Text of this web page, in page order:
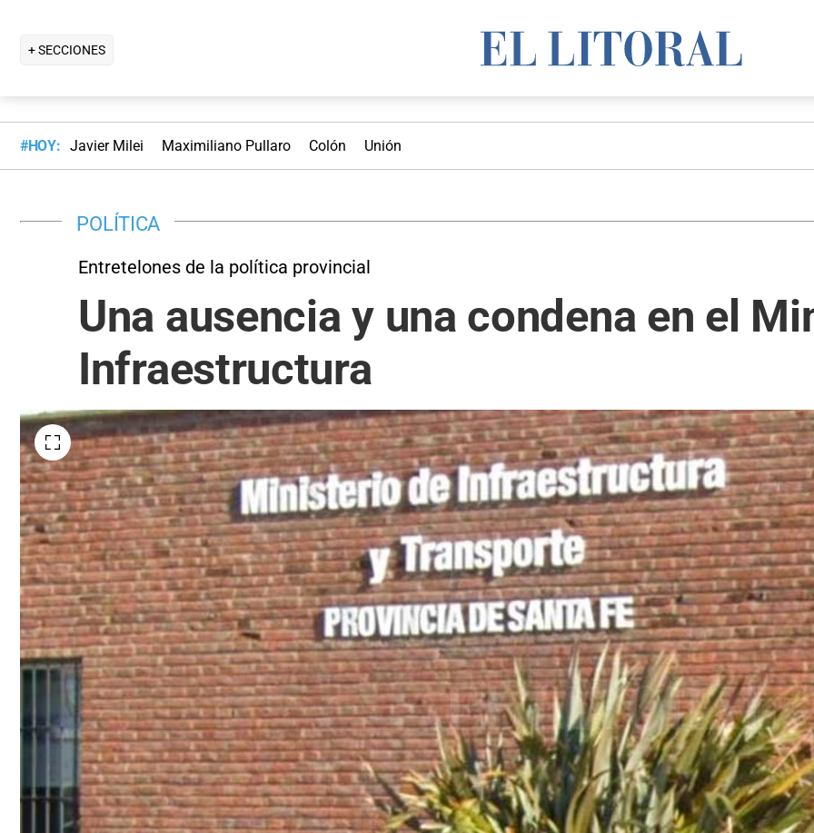
+ SECCIONES
#HOY: Javier Milei Maximiliano Pullaro Colón Unión
POLÍTICA
Entretelones de la política provincial
Una ausencia y una condena en el
Infraestructura